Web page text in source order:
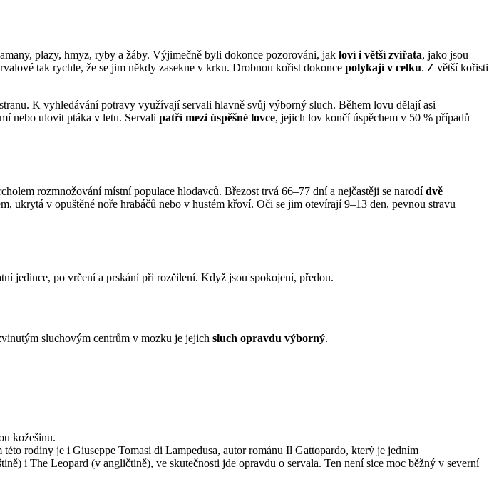
plazy, hmyz, ryby a žáby. Výjimečně byli dokonce pozorováni, jak loví i větší zvířata, jako jsou
tak rychle, že se jim někdy zasekne v krku. Drobnou kořist dokonce polykají v celku. Z větší kořisti
K vyhledávání potravy využívají servali hlavně svůj výborný sluch. Během lovu dělají asi
nebo ulovit ptáka v letu. Servali patří mezi úspěšné lovce, jejich lov končí úspěchem v 50 % případů
rozmnožování místní populace hlodavců. Březost trvá 66–77 dní a nejčastěji se narodídvě
ukrytá v opuštěné noře hrabáčů nebo v hustém křoví. Oči se jim otevírají 9–13 den, pevnou stravu
jedince, po vrčení a prskání při rozčilení. Když jsou spokojení, předou.
sluchovým centrům v mozku je jejich sluch opravdu výborný.
kožešinu.
této rodiny je i Giuseppe Tomasi di Lampedusa, autor románu Il Gattopardo, který je jedním
i The Leopard (v angličtině), ve skutečnosti jde opravdu o servala. Ten není sice moc běžný v severní